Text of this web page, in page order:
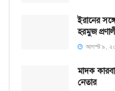
ইরানের
হরমুজ
আগস্ট ৯,
মাদক
নেতার